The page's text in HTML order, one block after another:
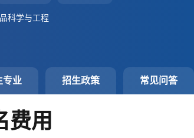
科学与工程
专业 招生政策 常见问答
费用